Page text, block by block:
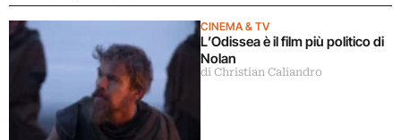
CINEMA & TV
L’Odissea è il film più politico di
Nolan
di Christian Caliandro